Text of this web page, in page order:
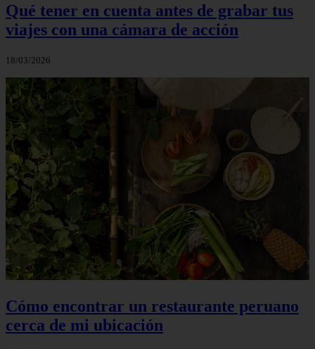
Qué tener en cuenta antes de grabar tus
viajes con una cámara de acción
18/03/2026
Cómo encontrar un restaurante peruano
cerca de mi ubicación